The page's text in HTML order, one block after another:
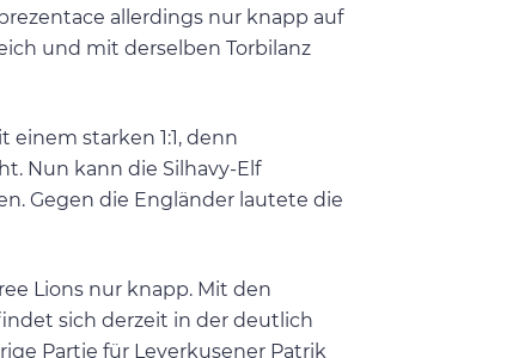
allerdings nur knapp auf
und mit derselben Torbilanz
starken 1:1, denn
Nun kann die Silhavy-Elf
Gegen die Engländer lautete die
Lions nur knapp. Mit den
sich derzeit in der deutlich
Partie für Leverkusener Patrik